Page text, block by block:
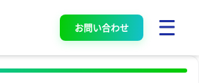
お問い合わせ